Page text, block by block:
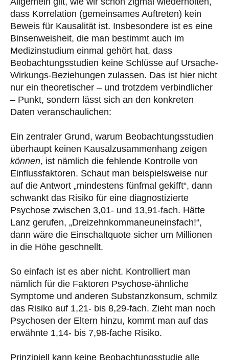
dass Korrelation (gemeinsames Auftreten) kein
Beweis für Kausalität ist. Insbesondere ist es eine
Binsenweisheit, die man bestimmt auch im
Medizinstudium einmal gehört hat, dass
Beobachtungsstudien keine Schlüsse auf Ursache-
Wirkungs-Beziehungen zulassen. Das ist hier nicht
nur ein theoretischer – und trotzdem verbindlicher
– Punkt, sondern lässt sich an den konkreten
Daten veranschaulichen:
Ein zentraler Grund, warum Beobachtungsstudien
überhaupt keinen Kausalzusammenhang zeigen
können, ist nämlich die fehlende Kontrolle von
Einflussfaktoren. Schaut man beispielsweise nur
auf die Antwort „mindestens fünfmal gekifft“, dann
schwankt das Risiko für eine diagnostizierte
Psychose zwischen 3,01- und 13,91-fach. Hätte
Lanz gerufen, „Dreizehnkommaneuneinsfach!“,
dann wäre die Einschaltquote sicher um Millionen
in die Höhe geschnellt.
So einfach ist es aber nicht. Kontrolliert man
nämlich für die Faktoren Psychose-ähnliche
Symptome und anderen Substanzkonsum, schmilz
das Risiko auf 1,21- bis 8,29-fach. Zieht man noch
Psychosen der Eltern hinzu, kommt man auf das
erwähnte 1,14- bis 7,98-fache Risiko.
Prinzipiell kann keine Beobachtungsstudie alle